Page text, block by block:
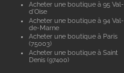
Acheter une boutique à 95 Val-
d'Oise
Acheter une boutique à 94 Val-
de-Marne
Acheter une boutique à Paris
(75003)
Acheter une boutique à Saint
Denis (97400)